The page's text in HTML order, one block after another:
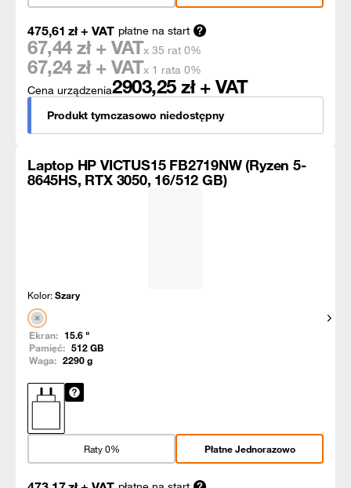
Cena urządzenia2903,25 zł + VAT
475,61 zł+ VAT płatne na start
67,44 zł + VATx 35 rat 0%
67,24 zł + VATx 1 rata 0%
Produkt tymczasowo niedostępny
Laptop HP VICTUS15 FB2719NW (Ryzen 5-
8645HS, RTX 3050, 16/512 GB)
Kolor:Szary
Ekran: 15.6 "
Pamięć: 512GB
Waga: 2290g
Płatne Jednorazowo
Raty 0%